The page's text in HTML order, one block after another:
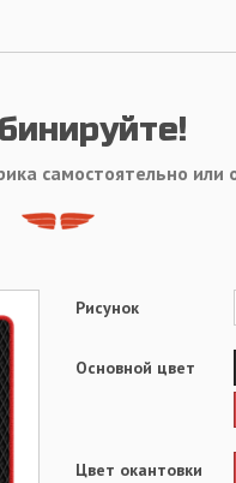
самостоятельно или
Рисунок
Основной цвет
Цвет окантовки